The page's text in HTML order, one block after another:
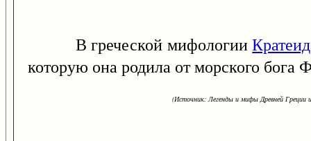
В греческой мифологии
которую она родила от морского бога
(Источник: Легенды и мифы Древней